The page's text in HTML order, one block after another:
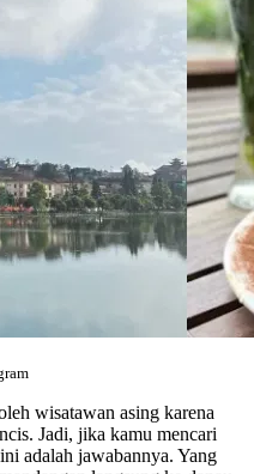
wisatawan asing karena
Jadi, jika kamu mencari
adalah jawabannya. Yang